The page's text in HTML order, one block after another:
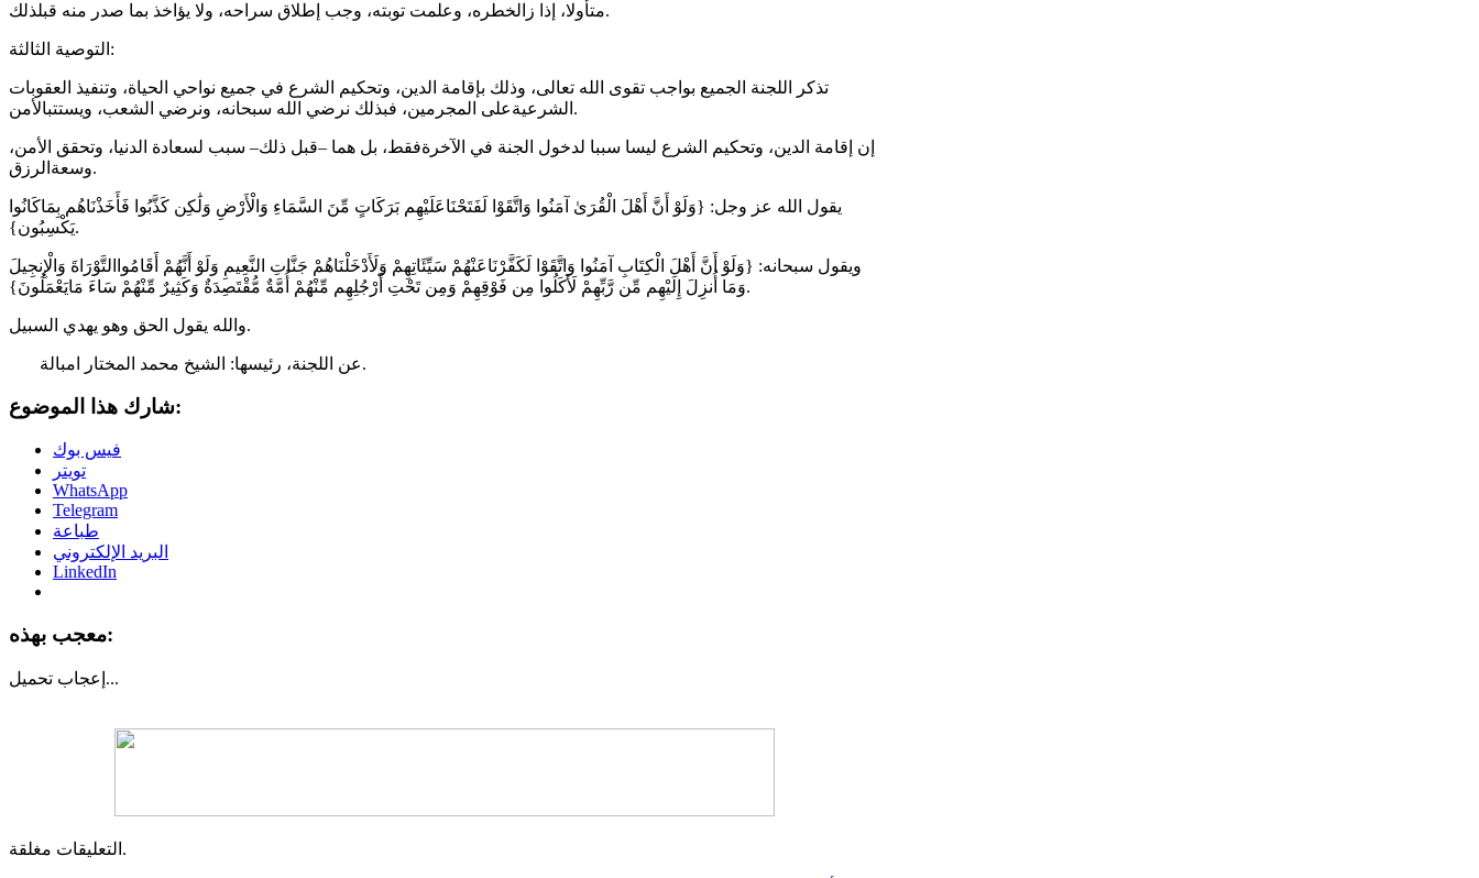
متأولا، إذا زالخطره، وعلمت توبته، وجب إطلاق سراحه، ولا يؤاخذ بما صدر منه قبلذلك .
التوصية الثالثة :
تذكر اللجنة الجميع بواجب تقوى الله تعالى، وذلك بإقامة الدين، وتحكيم الشرع في جميع نواحي الحياة، وتنفيذ العقوبات
الشرعيةعلى المجرمين، فبذلك نرضي الله سبحانه، ونرضي الشعب، ويستتبالأمن .
إن إقامة الدين، وتحكيم الشرع ليسا سببا لدخول الجنة في الآخرةفقط، بل هما –قبل ذلك– سبب لسعادة الدنيا، وتحقق الأمن،
وسعة الرزق .
يقول الله عز وجل:
{ولو ن هل القرى آمنوا و اتقو لفتحناعليهم بركات من السماء و الرض ولكن كذبوا فأخذناهم بماكانوا
يكسبون }.
ويقول سبحانه: {ولو أن هل الكتاب آمنوا و اتقو لكفرناعنهم سيئاتهم ولدخلناهم جنات النعيم ولو أنهم قاموا التور اة و النجيل
وما نز ل ليهم من ربهم لكلوا من فوقهم ومن تحت ر جلهم منهم مة مقتصدة وكثير منهم ساء مايعملون َ}.
والله يقول الحق وهو يهدي السبيل .
عن اللجنة، رئيسها: الشيخ محمد المختار امبالة .
شارك هذا الموضوع:
فيس بوك
تويتر
WhatsApp
Telegram
طباعة
البريد الإلكتروني
LinkedIn
معجب بهذه:
إعجاب تحميل...
التعليقات مغلقة.